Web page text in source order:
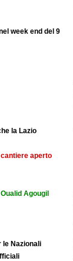
week end del 9
la Lazio
aperto
Agougil
le Nazionali